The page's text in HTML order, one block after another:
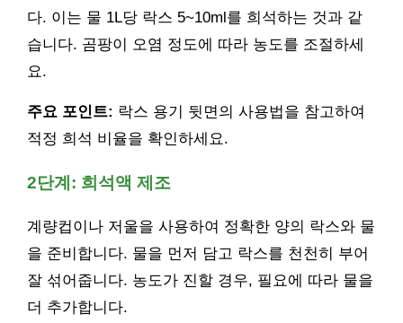
다. 이는 물 1L당 락스 5~10ml를 희석하는 것과 같
습니다. 곰팡이 오염 정도에 따라 농도를 조절하세
요.
주요 포인트: 락스 용기 뒷면의 사용법을 참고하여
적정 희석 비율을 확인하세요.
2단계: 희석액 제조
계량컵이나 저울을 사용하여 정확한 양의 락스와 물
을 준비합니다. 물을 먼저 담고 락스를 천천히 부어
잘 섞어줍니다. 농도가 진할 경우, 필요에 따라 물을
더 추가합니다.